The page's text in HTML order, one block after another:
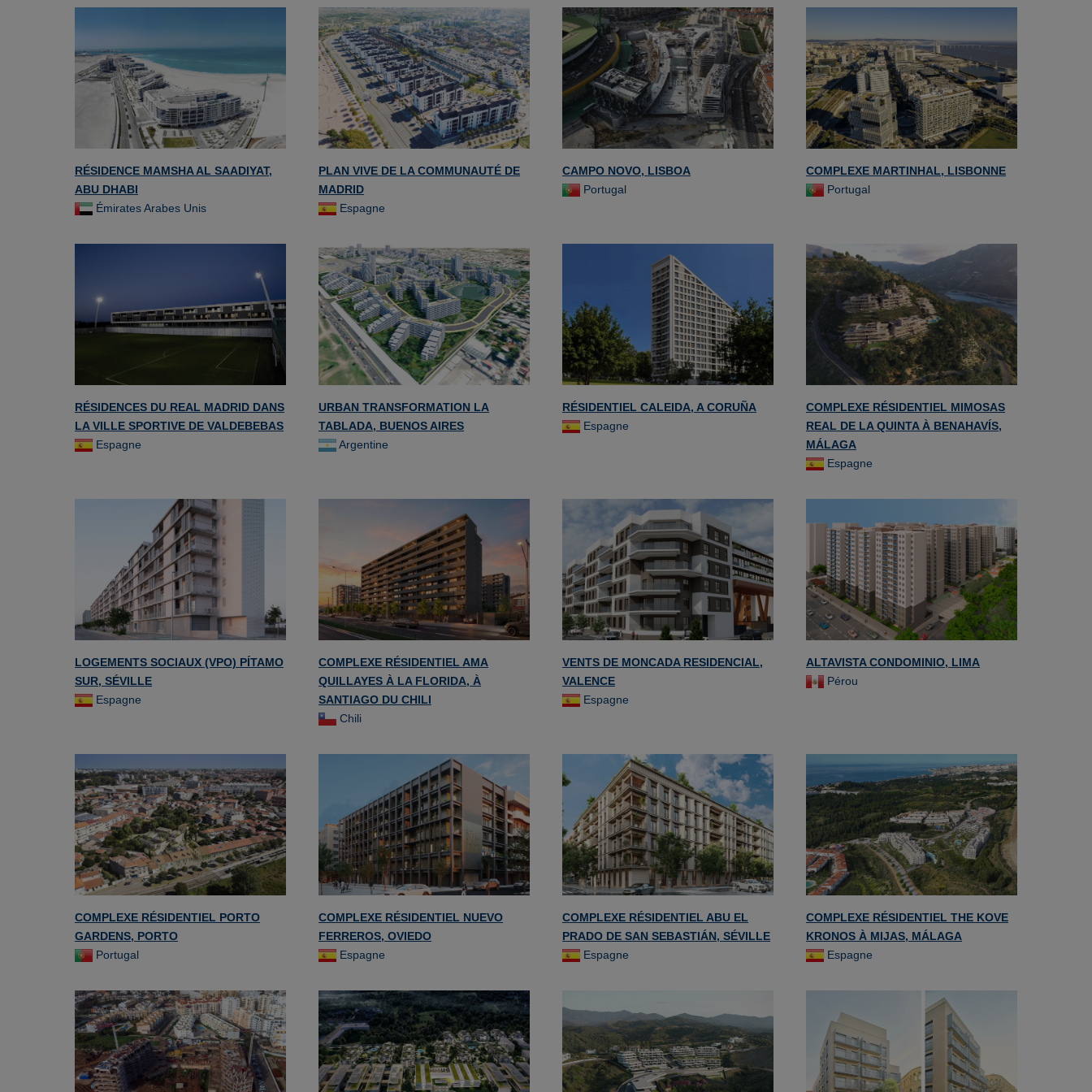
RÉSIDENCE MAMSHA AL SAADIYAT,
ABU DHABI
Émirates Arabes Unis
PLAN VIVE DE LA COMMUNAUTÉ DE
MADRID
Espagne
CAMPO NOVO, LISBOA
Portugal
COMPLEXE MARTINHAL, LISBONNE
Portugal
RÉSIDENCES DU REAL MADRID DANS
LA VILLE SPORTIVE DE VALDEBEBAS
Espagne
URBAN TRANSFORMATION LA
TABLADA, BUENOS AIRES
Argentine
RÉSIDENTIEL CALEIDA, A CORUÑA
Espagne
COMPLEXE RÉSIDENTIEL MIMOSAS
REAL DE LA QUINTA À BENAHAVÍS,
MÁLAGA
Espagne
LOGEMENTS SOCIAUX (VPO) PÍTAMO
SUR, SÉVILLE
Espagne
COMPLEXE RÉSIDENTIEL AMA
QUILLAYES À LA FLORIDA, À
SANTIAGO DU CHILI
Chili
VENTS DE MONCADA RESIDENCIAL,
VALENCE
Espagne
ALTAVISTA CONDOMINIO, LIMA
Pérou
COMPLEXE RÉSIDENTIEL PORTO
GARDENS, PORTO
Portugal
COMPLEXE RÉSIDENTIEL NUEVO
FERREROS, OVIEDO
Espagne
COMPLEXE RÉSIDENTIEL ABU EL
PRADO DE SAN SEBASTIÁN, SÉVILLE
Espagne
COMPLEXE RÉSIDENTIEL THE KOVE
KRONOS À MIJAS, MÁLAGA
Espagne